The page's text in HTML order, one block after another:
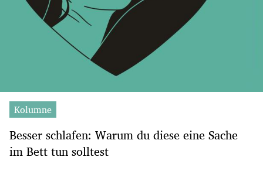
Kolumne
Besser schlafen: Warum du diese eine Sache
im Bett tun solltest